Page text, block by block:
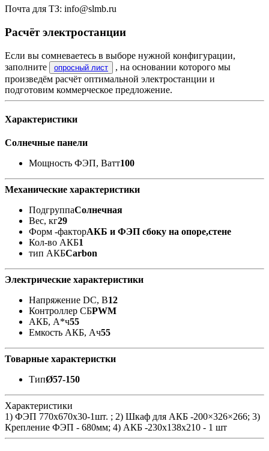
Почта для ТЗ: info@slmb.ru
Расчёт электростанции
Если вы сомневаетесь в выборе нужной конфигурации,
заполните
опросный лист
, на основании которого мы
произведём расчёт оптимальной электростанции и
подготовим коммерческое предложение.
Характеристики
Солнечные панели
Мощность ФЭП, Ватт100
Механические характеристики
ПодгруппаСолнечная
Вес, кг29
Форм -факторАКБ и ФЭП сбоку на опоре,стене
Кол-во АКБ1
тип АКБCarbon
Электрические характеристики
Напряжение DC, В12
Контроллер СБPWM
АКБ, А*ч55
Емкость АКБ, Ач55
Товарные характеристки
ТипØ57-150
Характеристики
1) ФЭП 770х670x30-1шт. ; 2) Шкаф для АКБ -200×326×266; 3)
Крепление ФЭП - 680мм; 4) АКБ -230х138х210 - 1 шт